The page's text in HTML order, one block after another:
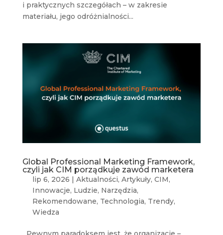
i praktycznych szczegółach – w zakresie
materiału, jego odróżnialności...
Global Professional Marketing Framework,
czyli jak CIM porządkuje zawód marketera
lip 6, 2026 | Aktualności, Artykuły, CIM,
Innowacje, Ludzie, Narzędzia,
Rekomendowane, Technologia, Trendy,
Wiedza